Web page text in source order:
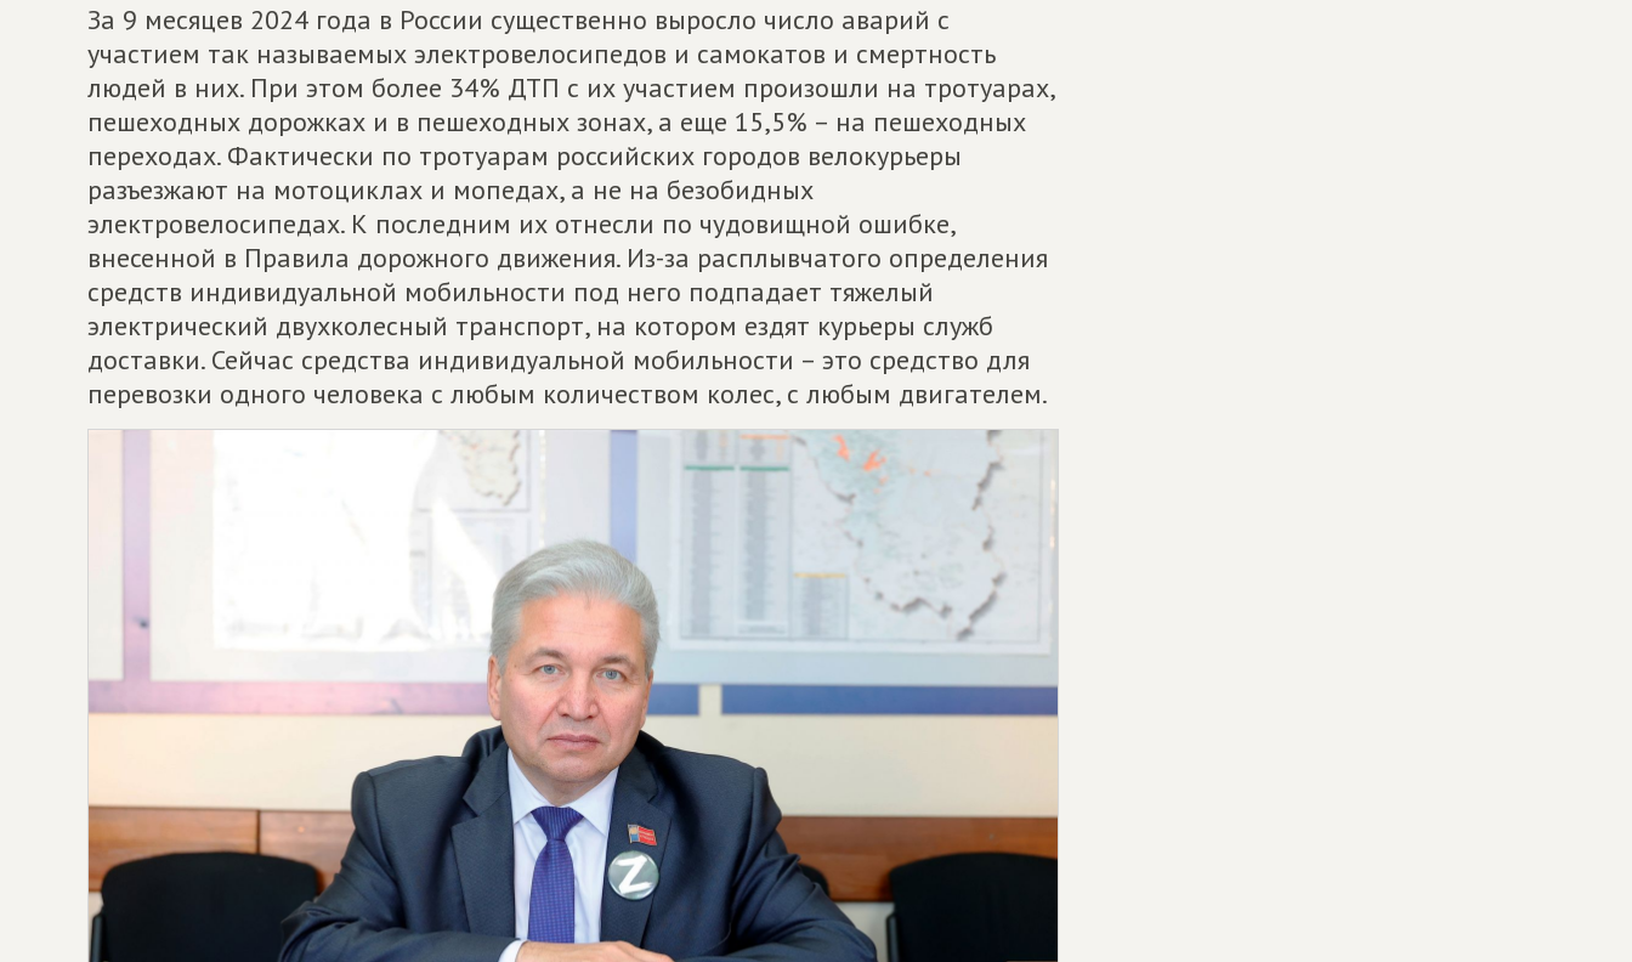
За 9 месяцев 2024 года в России существенно выросло число аварий с
участием так называемых электровелосипедов и самокатов и смертность
людей в них. При этом более 34% ДТП с их участием произошли на тротуарах,
пешеходных дорожках и в пешеходных зонах, а еще 15,5% – на пешеходных
переходах. Фактически по тротуарам российских городов велокурьеры
разъезжают на мотоциклах и мопедах, а не на безобидных
электровелосипедах. К последним их отнесли по чудовищной ошибке,
внесенной в Правила дорожного движения. Из-за расплывчатого определения
средств индивидуальной мобильности под него подпадает тяжелый
электрический двухколесный транспорт, на котором ездят курьеры служб
доставки. Сейчас средства индивидуальной мобильности – это средство для
перевозки одного человека с любым количеством колес, с любым двигателем.